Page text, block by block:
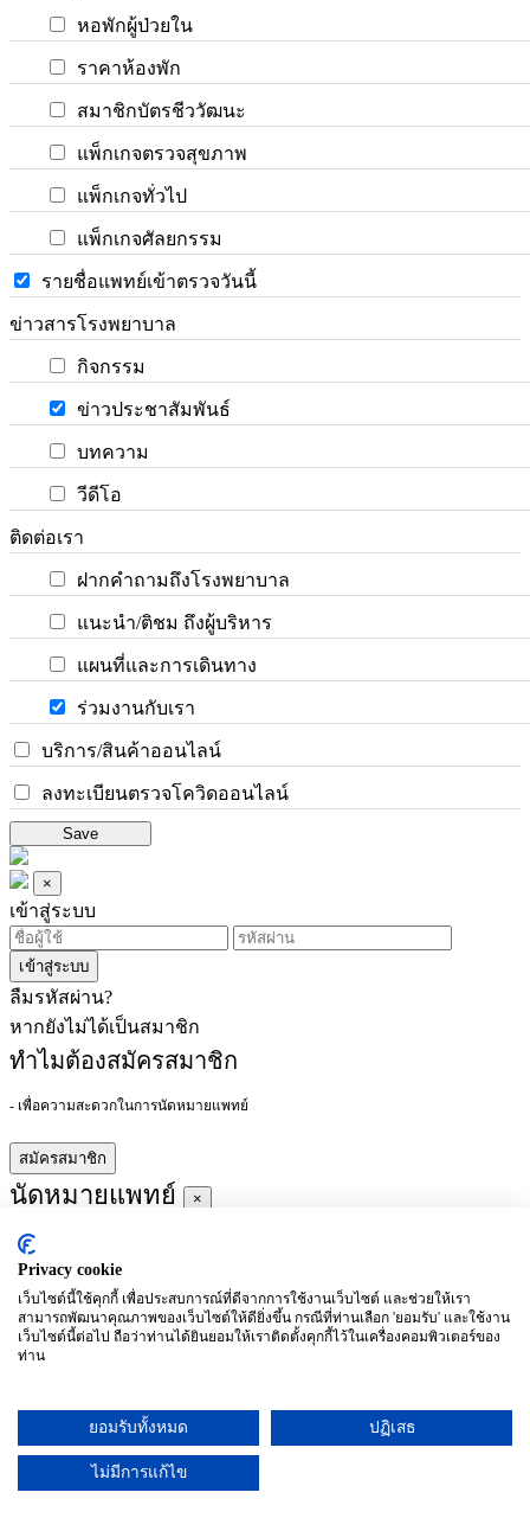
หอพักผู้ป่วยใน
ราคาห้องพัก
สมาชิกบัตรชีววัฒนะ
แพ็กเกจตรวจสุขภาพ
แพ็กเกจทั่วไป
แพ็กเกจศัลยกรรม
รายชื่อแพทย์เข้าตรวจวันนี้
ข่าวสารโรงพยาบาล
กิจกรรม
ข่าวประชาสัมพันธ์
บทความ
วีดีโอ
ติดต่อเรา
ฝากคำถามถึงโรงพยาบาล
แนะนำ/ติชม ถึงผู้บริหาร
แผนที่และการเดินทาง
ร่วมงานกับเรา
บริการ/สินค้าออนไลน์
ลงทะเบียนตรวจโควิดออนไลน์
Save
×
เข้าสู่ระบบ
เข้าสู่ระบบ
ลืมรหัสผ่าน?
หากยังไม่ได้เป็นสมาชิก
ทำไมต้องสมัครสมาชิก
- เพื่อความสะดวกในการนัดหมายแพทย์
สมัครสมาชิก
นัดหมายแพทย์ ×
ผู้ชำนาญการ
ประจำ :
อาทิตย์
จันทร์
(27/09)
อังคาร
(28/09)
พุธ
พฤหัสบดี
ศุกร์
เสาร์
Privacy cookie
เว็บไซต์นี้ใช้คุกกี้ เพื่อประสบการณ์ที่ดีจากการใช้งานเว็บไซต์ และช่วยให้เรา
สามารถพัฒนาคุณภาพของเว็บไซต์ให้ดียิ่งขึ้น กรณีที่ท่านเลือก 'ยอมรับ' และใช้งาน
เว็บไซต์นี้ต่อไป ถือว่าท่านได้ยินยอมให้เราติดตั้งคุกกี้ไว้ในเครื่องคอมพิวเตอร์ของ
ท่าน
ยอมรับทั้งหมด ปฏิเสธ
ไม่มีการแก้ไข